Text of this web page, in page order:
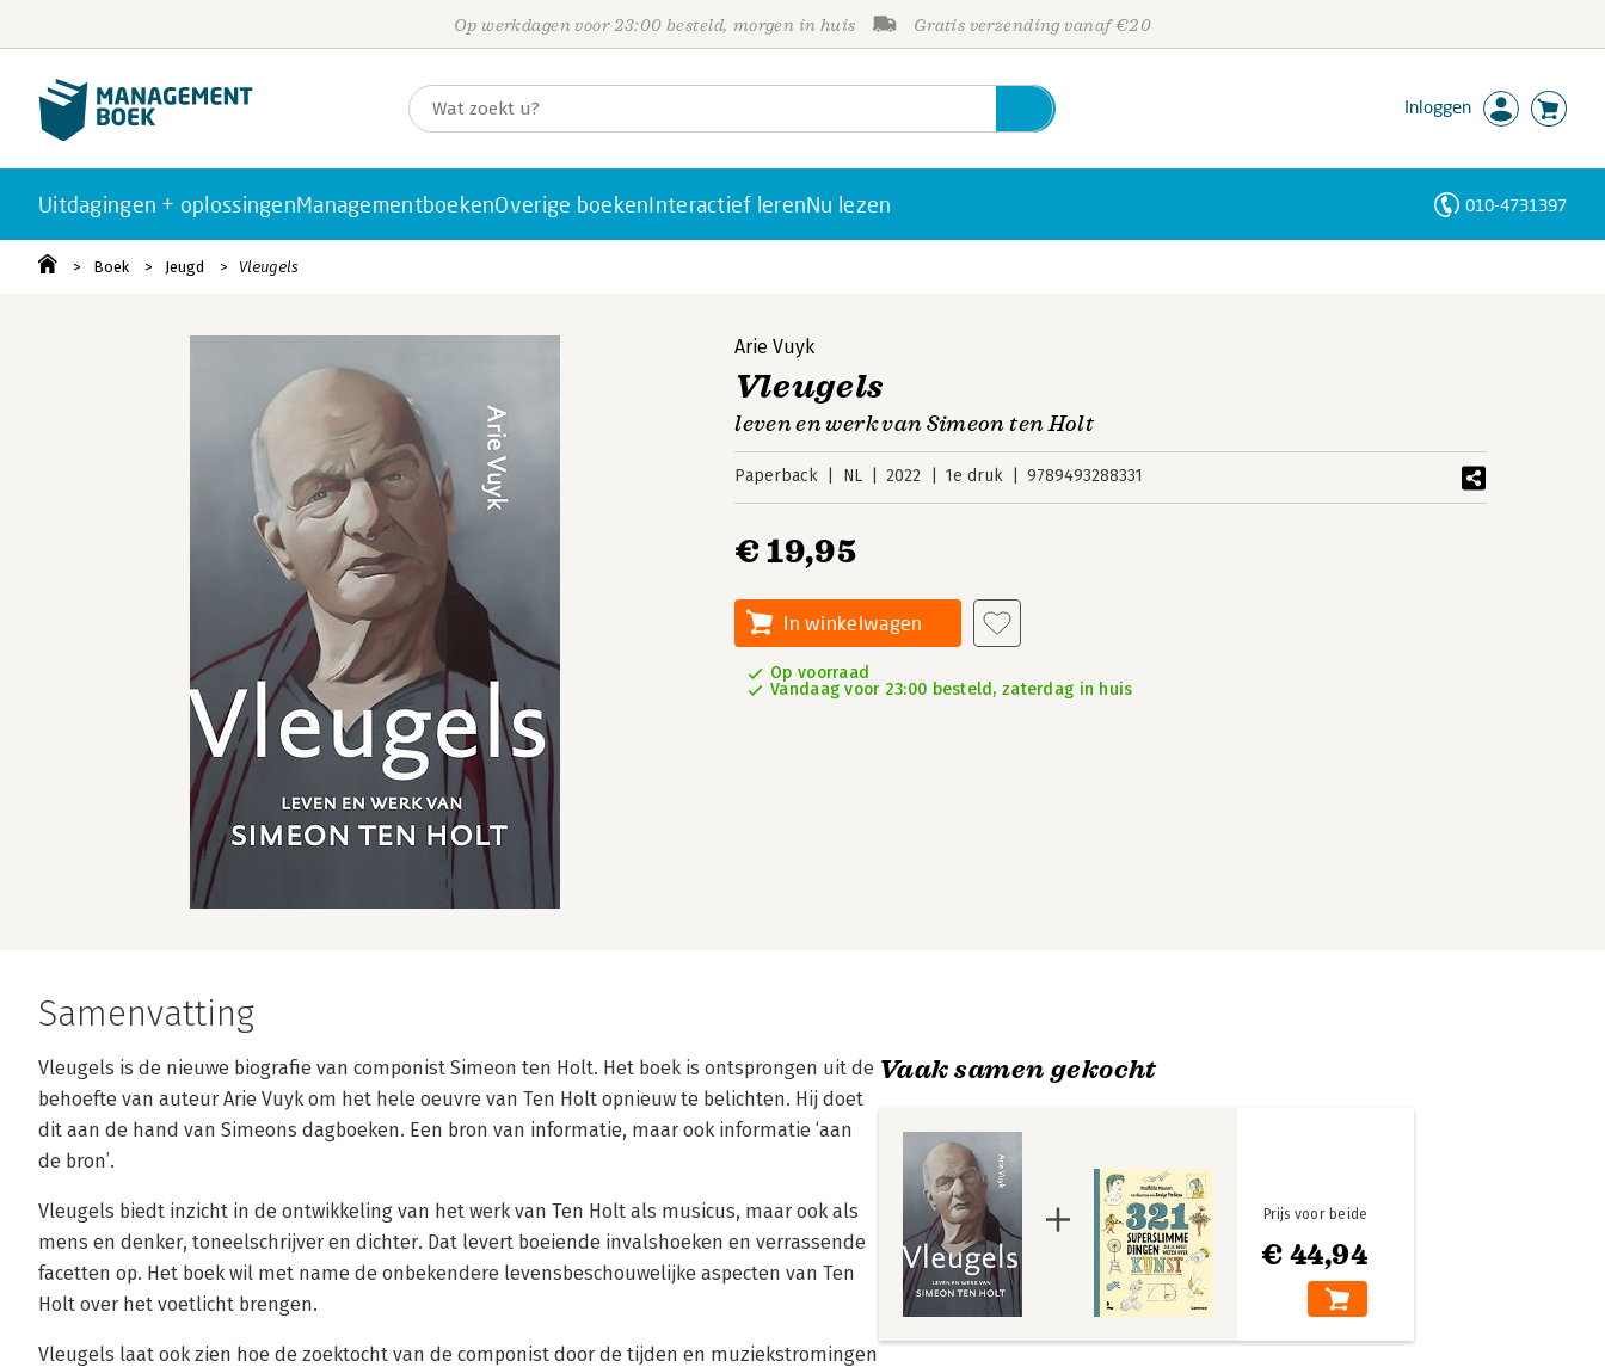
Op werkdagen voor 23:00 besteld, morgen in huis Gratis verzending vanaf €20
Inloggen
Uitdagingen + oplossingenManagementboekenOverige boekenInteractief lerenNu lezen 010-4731397
Boek Jeugd Vleugels
Arie Vuyk
Vleugels
leven en werk van Simeon ten Holt
Paperback NL 2022 1e druk 9789493288331
€ 19,95
In winkelwagen
Op voorraad
Vandaag voor 23:00 besteld, zaterdag in huis
Samenvatting
Vleugels is de nieuwe biografie van componist Simeon ten Holt. Het boek is ontsprongen uit de
behoefte van auteur Arie Vuyk om het hele oeuvre van Ten Holt opnieuw te belichten. Hij doet
dit aan de hand van Simeons dagboeken. Een bron van informatie, maar ook informatie ‘aan
de bron’.
Vleugels biedt inzicht in de ontwikkeling van het werk van Ten Holt als musicus, maar ook als
mens en denker, toneelschrijver en dichter. Dat levert boeiende invalshoeken en verrassende
facetten op. Het boek wil met name de onbekendere levensbeschouwelijke aspecten van Ten
Holt over het voetlicht brengen.
Vleugels laat ook zien hoe de zoektocht van de componist door de tijden en muziekstromingen
Vaak samen gekocht
€ 44,94
Prijs voor beide
Personen